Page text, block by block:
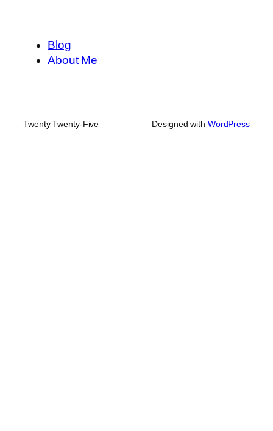
Blog
About Me
Twenty Twenty-Five Designed with WordPress